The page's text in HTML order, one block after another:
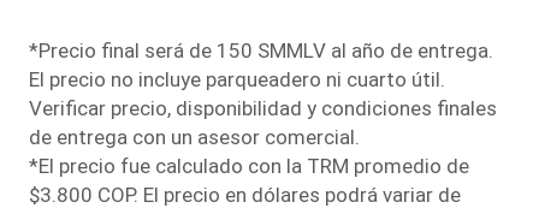
*Precio final será de 150 SMMLV al año de entrega.
El precio no incluye parqueadero ni cuarto útil.
Verificar precio, disponibilidad y condiciones finales
de entrega con un asesor comercial.
*El precio fue calculado con la TRM promedio de
$3.800 COP. El precio en dólares podrá variar de